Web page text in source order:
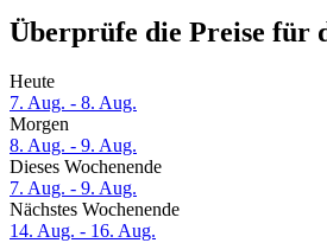
Überprüfe die Preise für
Heute
7. Aug. - 8. Aug.
Morgen
8. Aug. - 9. Aug.
Dieses Wochenende
7. Aug. - 9. Aug.
Nächstes Wochenende
14. Aug. - 16. Aug.